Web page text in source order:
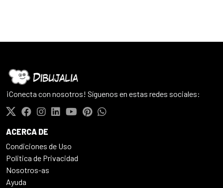
¡Conecta con nosotros! Síguenos en estas redes sociales:
ACERCA DE
Condiciones de Uso
Politica de Privacidad
Nosotros-as
Ayuda